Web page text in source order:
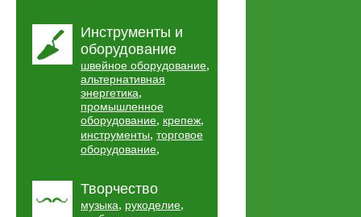
Инструменты и
оборудование
швейное оборудование,
альтернативная
энергетика,
промышленное
оборудование, крепеж,
инструменты, торговое
оборудование,
Творчество
музыка, рукоделие,